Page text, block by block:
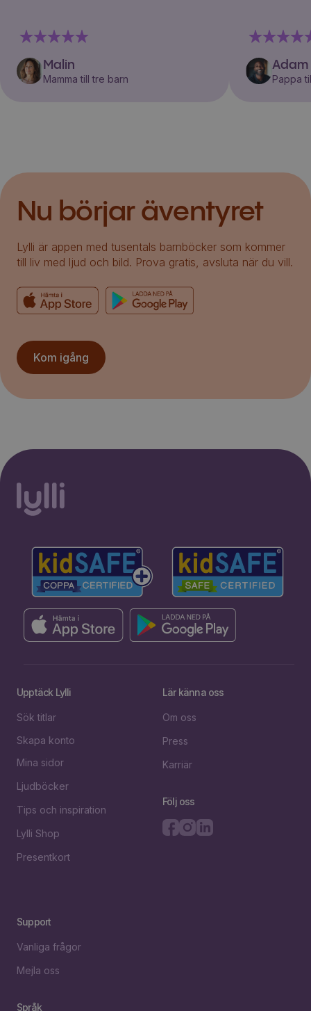
Malin
Mamma till tre barn
Adam
Pappa
Nu börjar äventyret
Lylli är appen med tusentals barnböcker som kommer
till liv med ljud och bild. Prova gratis, avsluta när du vill.
Kom igång
Upptäck Lylli
Sök titlar
Skapa konto
Mina sidor
Ljudböcker
Tips och inspiration
Lylli Shop
Presentkort
Lär känna oss
Om oss
Press
Karriär
Följ oss
Support
Vanliga frågor
Mejla oss
Språk